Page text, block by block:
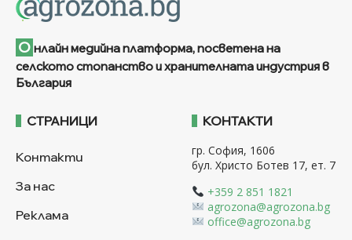
О нлайн медийна платформа, посветена на
селското стопанство и хранителната индустрия в
България
СТРАНИЦИ
Контакти
За нас
Реклама
КОНТАКТИ
гр. София, 1606
бул. Христо Ботев 17, ет. 7
+359 2 851 1821
agrozona@agrozona.bg
office@agrozona.bg